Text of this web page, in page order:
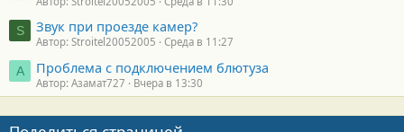
S Звук при проезде камер?
Автор: Stroitel20052005 Среда в 11:27
А Проблема с подключением блютуза
Автор: Азамат727 Вчера в 13:30